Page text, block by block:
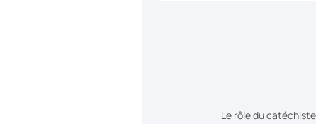
Le rôle du